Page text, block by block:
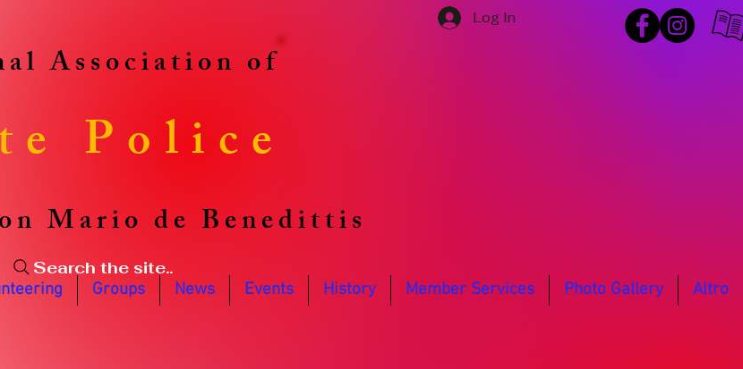
Log In
Association of
Police
Mario de Benedittis
Search the site..
Groups News Events History Member Services Photo Gallery Altro